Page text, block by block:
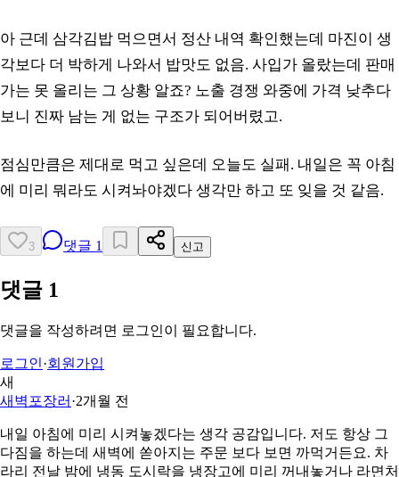
아 근데 삼각김밥 먹으면서 정산 내역 확인했는데 마진이 생
각보다 더 박하게 나와서 밥맛도 없음. 사입가 올랐는데 판매
가는 못 올리는 그 상황 알죠? 노출 경쟁 와중에 가격 낮추다
보니 진짜 남는 게 없는 구조가 되어버렸고.
점심만큼은 제대로 먹고 싶은데 오늘도 실패. 내일은 꼭 아침
에 미리 뭐라도 시켜놔야겠다 생각만 하고 또 잊을 것 같음.
3 댓글 1 신고
댓글 1
댓글을 작성하려면 로그인이 필요합니다.
로그인·회원가입
새
새벽포장러 ·2개월 전
내일 아침에 미리 시켜놓겠다는 생각 공감입니다. 저도 항상 그
다짐을 하는데 새벽에 쏟아지는 주문 보다 보면 까먹거든요. 차
라리 전날 밤에 냉동 도시락을 냉장고에 미리 꺼내놓거나 라면처